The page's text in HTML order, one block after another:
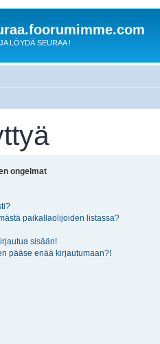
LÖYDÄ SEURAA !
ongelmat
paikallaolijoiden listassa?
sisään!
pääse enää kirjautumaan?!